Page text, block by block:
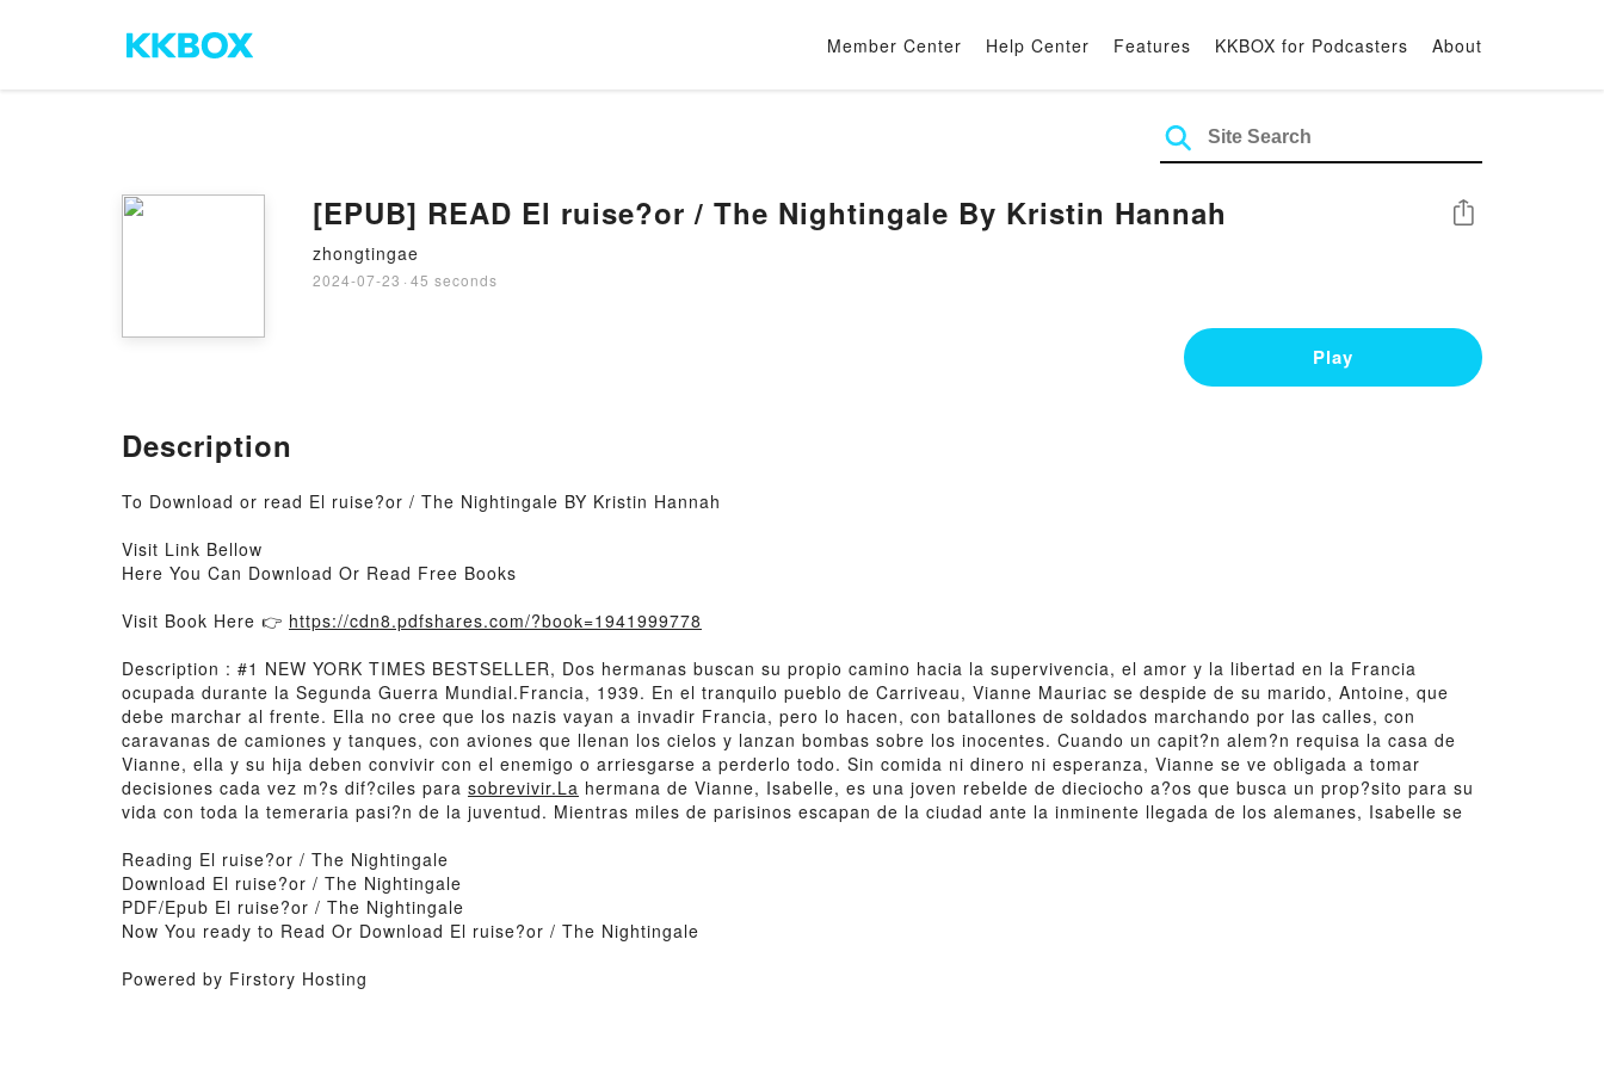
Member Center Help Center Features KKBOX for Podcasters About
[EPUB] READ El ruise?or / The Nightingale By Kristin Hannah
zhongtingae
2024-07-23 · 45 seconds
Share
Play
Description
To Download or read El ruise?or / The Nightingale BY Kristin Hannah
Visit Link Bellow
Here You Can Download Or Read Free Books
Visit Book Here 👉 https://cdn8.pdfshares.com/?book=1941999778
Description : #1 NEW YORK TIMES BESTSELLER, Dos hermanas buscan su propio camino hacia la supervivencia, el amor y la libertad en la Francia
ocupada durante la Segunda Guerra Mundial.Francia, 1939. En el tranquilo pueblo de Carriveau, Vianne Mauriac se despide de su marido, Antoine, que
debe marchar al frente. Ella no cree que los nazis vayan a invadir Francia, pero lo hacen, con batallones de soldados marchando por las calles, con
caravanas de camiones y tanques, con aviones que llenan los cielos y lanzan bombas sobre los inocentes. Cuando un capit?n alem?n requisa la casa de
Vianne, ella y su hija deben convivir con el enemigo o arriesgarse a perderlo todo. Sin comida ni dinero ni esperanza, Vianne se ve obligada a tomar
decisiones cada vez m?s dif?ciles para sobrevivir.La hermana de Vianne, Isabelle, es una joven rebelde de dieciocho a?os que busca un prop?sito para su
vida con toda la temeraria pasi?n de la juventud. Mientras miles de parisinos escapan de la ciudad ante la inminente llegada de los alemanes, Isabelle se
Reading El ruise?or / The Nightingale
Download El ruise?or / The Nightingale
PDF/Epub El ruise?or / The Nightingale
Now You ready to Read Or Download El ruise?or / The Nightingale
Powered by Firstory Hosting